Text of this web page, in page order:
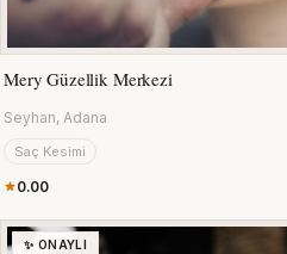
Mery Güzellik Merkezi
Seyhan, Adana
Saç Kesimi
0.00
✨ ONAYLI